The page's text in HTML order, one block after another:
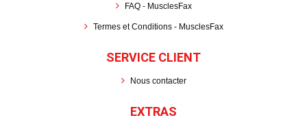
FAQ - MusclesFax
Termes et Conditions - MusclesFax
SERVICE CLIENT
Nous contacter
EXTRAS